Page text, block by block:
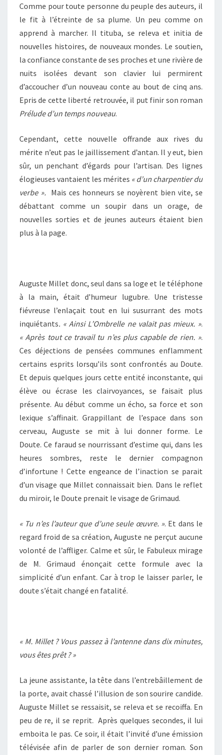
Comme pour toute personne du peuple des auteurs, il
le fit à l’étreinte de sa plume. Un peu comme on
apprend à marcher. Il tituba, se releva et initia de
nouvelles histoires, de nouveaux mondes. Le soutien,
la confiance constante de ses proches et une rivière de
nuits isolées devant son clavier lui permirent
d’accoucher d’un nouveau conte au bout de cinq ans.
Epris de cette liberté retrouvée, il put finir son roman
Prélude d’un temps nouveau.
Cependant, cette nouvelle offrande aux rives du
mérite n’eut pas le jaillissement d’antan. Il y eut, bien
sûr, un penchant d’égards pour l’artisan. Des lignes
élogieuses vantaient les mérites « d’un charpentier du
verbe ». Mais ces honneurs se noyèrent bien vite, se
débattant comme un soupir dans un orage, de
nouvelles sorties et de jeunes auteurs étaient bien
plus à la page.
Auguste Millet donc, seul dans sa loge et le téléphone
à la main, était d’humeur lugubre. Une tristesse
fiévreuse l’enlaçait tout en lui susurrant des mots
inquiétants. « Ainsi L’Ombrelle ne valait pas mieux. ».
« Après tout ce travail tu n’es plus capable de rien. ».
Ces déjections de pensées communes enflamment
certains esprits lorsqu’ils sont confrontés au Doute.
Et depuis quelques jours cette entité inconstante, qui
élève ou écrase les clairvoyances, se faisait plus
présente. Au début comme un écho, sa force et son
lexique s’affinait. Grappillant de l’espace dans son
cerveau, Auguste se mit à lui donner forme. Le
Doute. Ce faraud se nourrissant d’estime qui, dans les
heures sombres, reste le dernier compagnon
d’infortune ! Cette engeance de l’inaction se parait
d’un visage que Millet connaissait bien. Dans le reflet
du miroir, le Doute prenait le visage de Grimaud.
« Tu n’es l’auteur que d’une seule œuvre. ». Et dans le
regard froid de sa création, Auguste ne perçut aucune
volonté de l’affliger. Calme et sûr, le Fabuleux mirage
de M. Grimaud énonçait cette formule avec la
simplicité d’un enfant. Car à trop le laisser parler, le
doute s’était changé en fatalité.
« M. Millet ? Vous passez à l’antenne dans dix minutes,
vous êtes prêt ? »
La jeune assistante, la tête dans l’entrebâillement de
la porte, avait chassé l’illusion de son sourire candide.
Auguste Millet se ressaisit, se releva et se recoiffa. En
peu de re, il se reprit. Après quelques secondes, il lui
emboita le pas. Ce soir, il était l’invité d’une émission
télévisée afin de parler de son dernier roman. Son